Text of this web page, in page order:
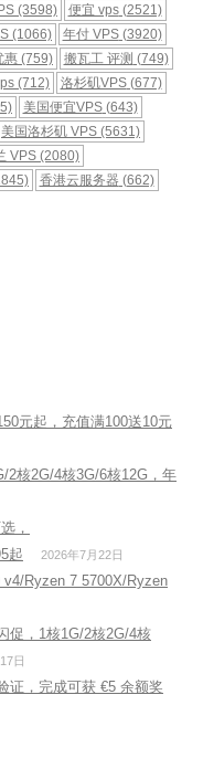
(3598) 便宜 vps(2521)
(1066) 年付 VPS(3920)
惠 (759) 搬瓦工 评测 (749)
(712) 洛杉矶VPS(677)
美国便宜VPS(643)
美国洛杉矶 VPS (5631)
VPS (2080)
香港云服务器 (662)
元起，充值满100送10元
2核2G/4核3G/6核12G，年
，
起
2026年7月22日
v4/Ryzen 7 5700X/Ryzen
促，1核1G/2核2G/4核
日
证，完成可获 €5 余额奖